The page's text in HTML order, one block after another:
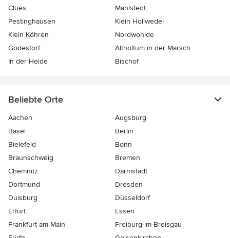
Clues
Mahlstedt
Pestinghausen
Klein Hollwedel
Klein Köhren
Nordwohlde
Gödestorf
Altholtum in der Marsch
In der Heide
Bischof
Beliebte Orte
Aachen
Augsburg
Basel
Berlin
Bielefeld
Bonn
Braunschweig
Bremen
Chemnitz
Darmstadt
Dortmund
Dresden
Duisburg
Düsseldorf
Erfurt
Essen
Frankfurt am Main
Freiburg-im-Breisgau